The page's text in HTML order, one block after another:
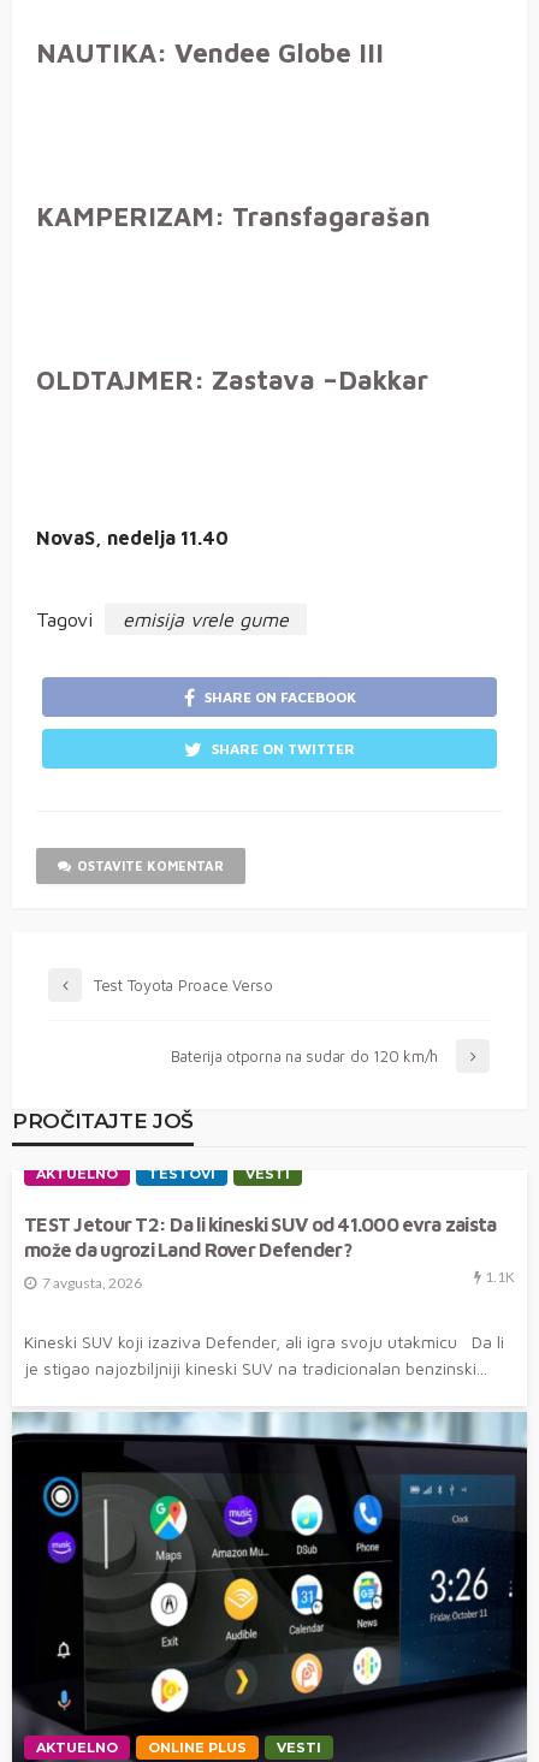
NAUTIKA: Vendee Globe III
KAMPERIZAM: Transfagarašan
OLDTAJMER: Zastava –Dakkar
NovaS, nedelja 11.40
Tagovi emisija vrele gume
SHARE ON FACEBOOK
SHARE ON TWITTER
OSTAVITE KOMENTAR
Test Toyota Proace Verso
Baterija otporna na sudar do 120 km/h
PROČITAJTE JOŠ
AKTUELNO TESTOVI VESTI
TEST Jetour T2: Da li kineski SUV od 41.000 evra zaista
može da ugrozi Land Rover Defender?
7 avgusta, 2026 1.1K
Kineski SUV koji izaziva Defender, ali igra svoju utakmicu Da li
je stigao najozbiljniji kineski SUV na tradicionalan benzinski...
AKTUELNO ONLINE PLUS VESTI